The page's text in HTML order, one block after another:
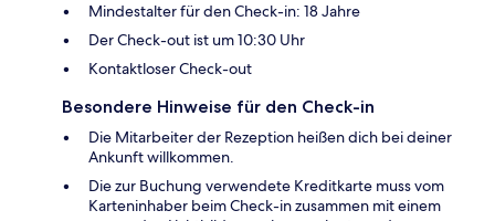
Mindestalter für den Check-in: 18 Jahre
Der Check-out ist um 10:30 Uhr
Kontaktloser Check-out
Besondere Hinweise für den Check-in
Die Mitarbeiter der Rezeption heißen dich bei deiner
Ankunft willkommen.
Die zur Buchung verwendete Kreditkarte muss vom
Karteninhaber beim Check-in zusammen mit einem